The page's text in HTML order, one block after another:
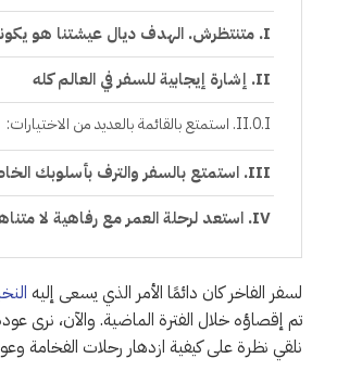
متنتظرش. الهدف ديال عيشتنا هو
إشارة إيجابية للسفر في العالم كله
استمتع بالقائمة بالعديد من الاختيارات:
استمتع بالسفر والترف بأسلوبك
استعد لرحلة العمر مع رفاهية لا
لسفر الفاخر كان دائمًا الأمر الذي يسعى إليه
تم إقصاؤه خلال الفترة الماضية. والآن، نرى
نلقي نظرة على كيفية ازدهار رحلات الفخامة